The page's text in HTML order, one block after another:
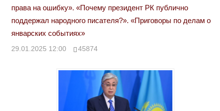
права на ошибку». «Почему президент РК публично
поддержал народного писателя?». «Приговоры по делам о
январских событиях»
29.01.2025 12:00 45874